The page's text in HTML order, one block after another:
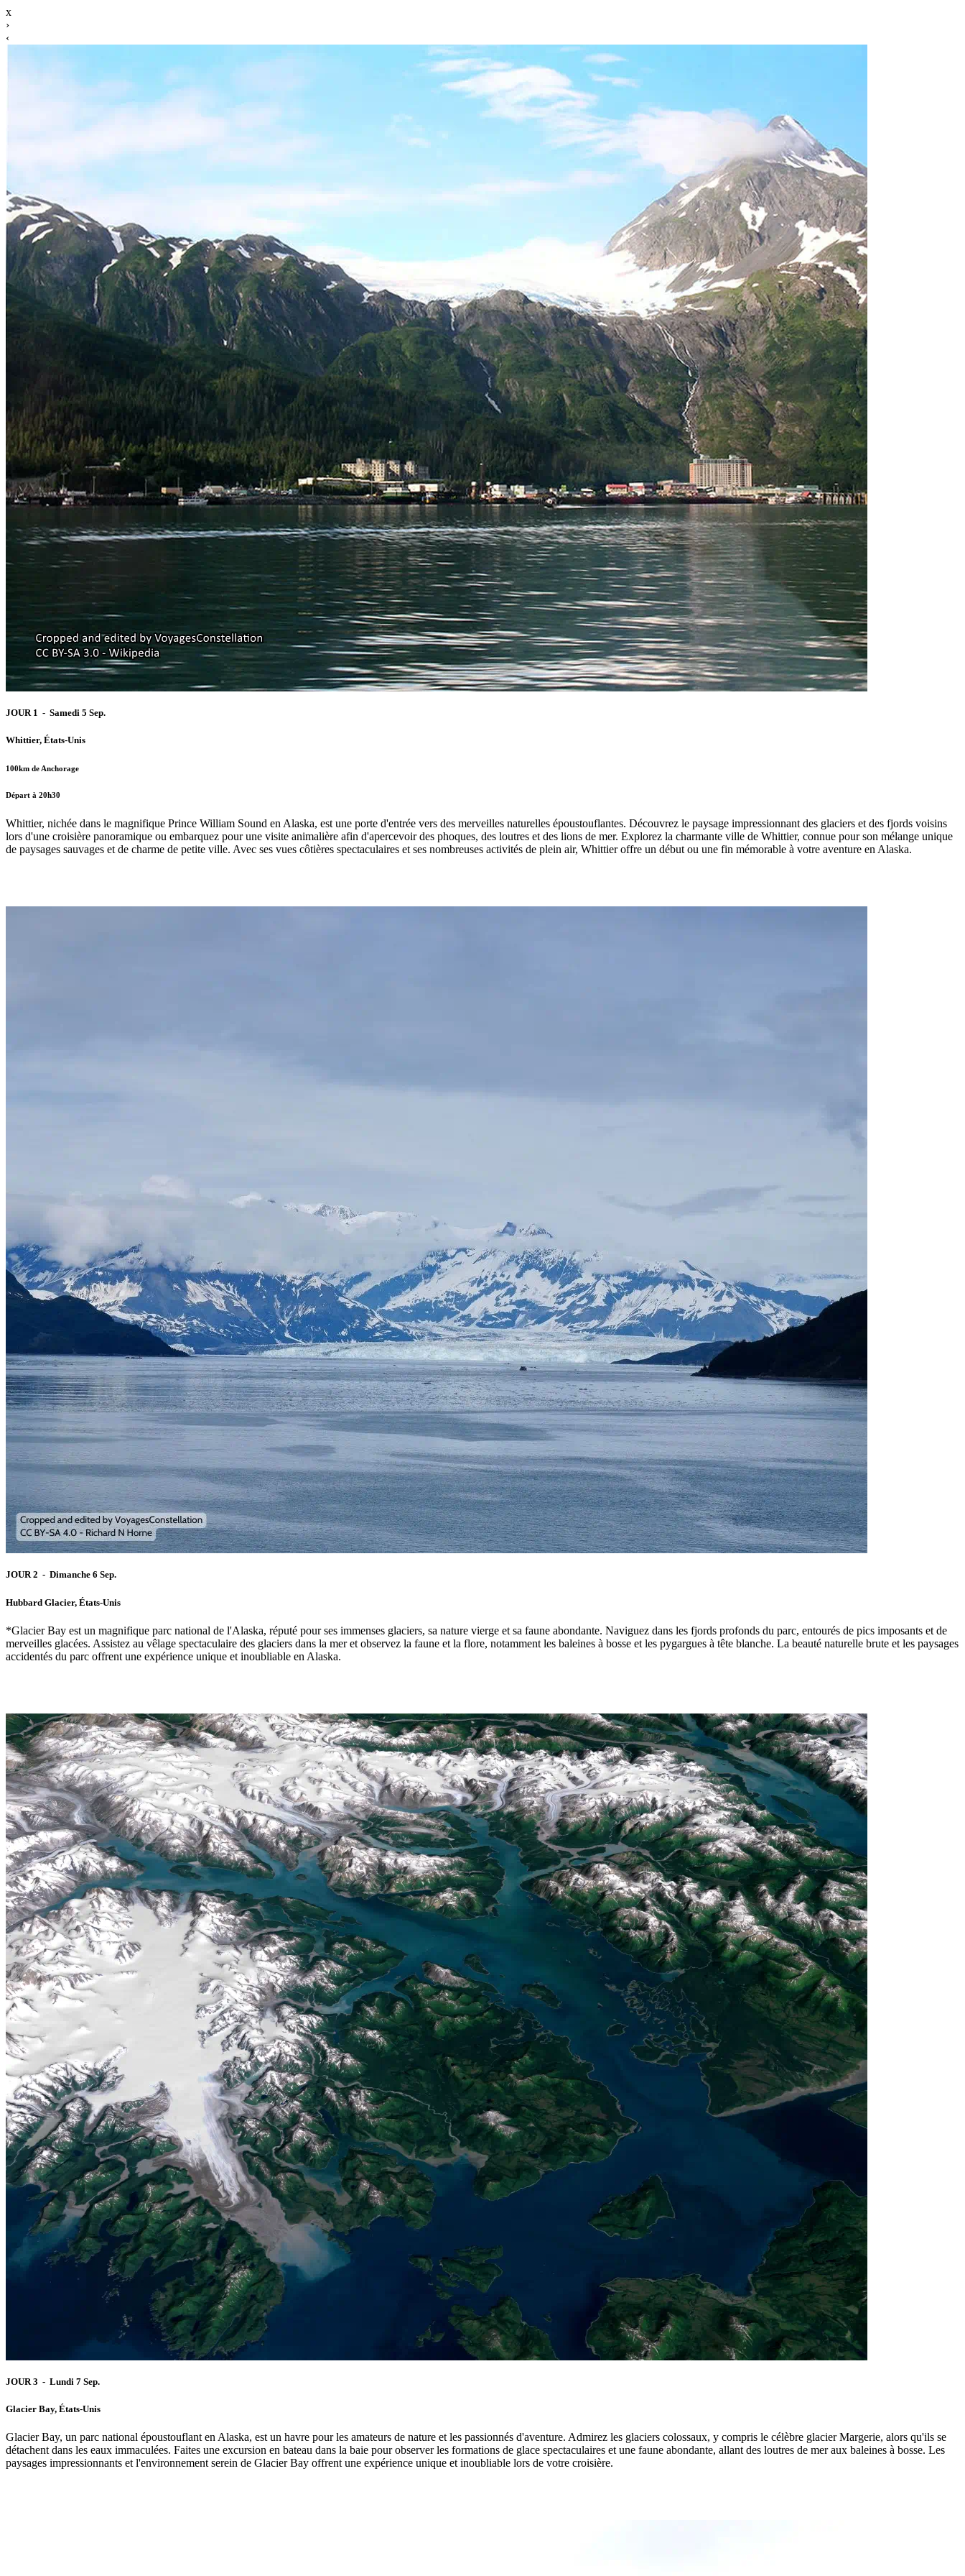
x
›
‹
JOUR 1 - Samedi 5 Sep.
Whittier, États-Unis
100km de Anchorage
Départ à 20h30
Whittier, nichée dans le magnifique Prince William Sound en Alaska, est une porte d'entrée vers des merveilles naturelles époustouflantes. Découvrez le paysage impressionnant des glaciers et des fjords voisins
lors d'une croisière panoramique ou embarquez pour une visite animalière afin d'apercevoir des phoques, des loutres et des lions de mer. Explorez la charmante ville de Whittier, connue pour son mélange unique
de paysages sauvages et de charme de petite ville. Avec ses vues côtières spectaculaires et ses nombreuses activités de plein air, Whittier offre un début ou une fin mémorable à votre aventure en Alaska.
JOUR 2 - Dimanche 6 Sep.
Hubbard Glacier, États-Unis
*Glacier Bay est un magnifique parc national de l'Alaska, réputé pour ses immenses glaciers, sa nature vierge et sa faune abondante. Naviguez dans les fjords profonds du parc, entourés de pics imposants et de
merveilles glacées. Assistez au vêlage spectaculaire des glaciers dans la mer et observez la faune et la flore, notamment les baleines à bosse et les pygargues à tête blanche. La beauté naturelle brute et les paysages
accidentés du parc offrent une expérience unique et inoubliable en Alaska.
JOUR 3 - Lundi 7 Sep.
Glacier Bay, États-Unis
Glacier Bay, un parc national époustouflant en Alaska, est un havre pour les amateurs de nature et les passionnés d'aventure. Admirez les glaciers colossaux, y compris le célèbre glacier Margerie, alors qu'ils se
détachent dans les eaux immaculées. Faites une excursion en bateau dans la baie pour observer les formations de glace spectaculaires et une faune abondante, allant des loutres de mer aux baleines à bosse. Les
paysages impressionnants et l'environnement serein de Glacier Bay offrent une expérience unique et inoubliable lors de votre croisière.